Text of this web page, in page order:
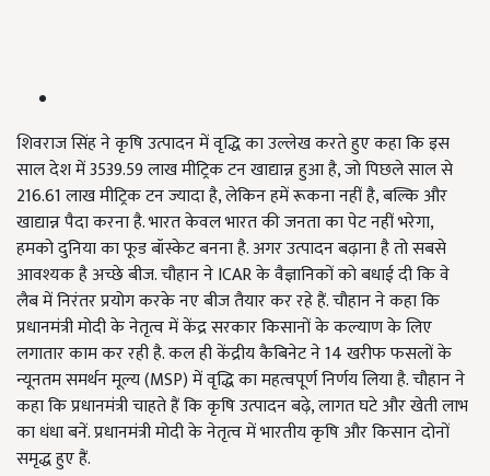
शिवराज सिंह ने कृषि उत्पादन में वृद्धि का उल्लेख करते हुए कहा कि इस
साल देश में 3539.59 लाख मीट्रिक टन खाद्यान्न हुआ है, जो पिछले साल से
216.61 लाख मीट्रिक टन ज्यादा है, लेकिन हमें रूकना नहीं है, बल्कि और
खाद्यान्न पैदा करना है. भारत केवल भारत की जनता का पेट नहीं भरेगा,
हमको दुनिया का फूड बॉस्केट बनना है. अगर उत्पादन बढ़ाना है तो सबसे
आवश्यक है अच्छे बीज. चौहान ने ICAR के वैज्ञानिकों को बधाई दी कि वे
लैब में निरंतर प्रयोग करके नए बीज तैयार कर रहे हैं. चौहान ने कहा कि
प्रधानमंत्री मोदी के नेतृत्व में केंद्र सरकार किसानों के कल्याण के लिए
लगातार काम कर रही है. कल ही केंद्रीय कैबिनेट ने 14 खरीफ फसलों के
न्यूनतम समर्थन मूल्य (MSP) में वृद्धि का महत्वपूर्ण निर्णय लिया है. चौहान ने
कहा कि प्रधानमंत्री चाहते हैं कि कृषि उत्पादन बढ़े, लागत घटे और खेती लाभ
का धंधा बनें. प्रधानमंत्री मोदी के नेतृत्व में भारतीय कृषि और किसान दोनों
समृद्ध हुए हैं.